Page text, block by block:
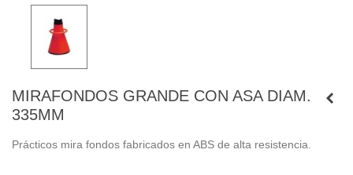
MIRAFONDOS GRANDE CON ASA DIAM.
335MM
Prácticos mira fondos fabricados en ABS de alta resistencia.